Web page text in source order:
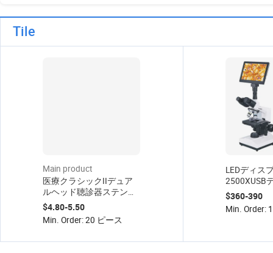
Tile
Main product
医療クラシックIIデュア
ルヘッド聴診器ステンレ
ススチール聴診器
$4.80-5.50
Min. Order: 20 ピース
LEDディス
2500XUSB
鏡を備えた
実験室専用
$360-390
Min. Order: